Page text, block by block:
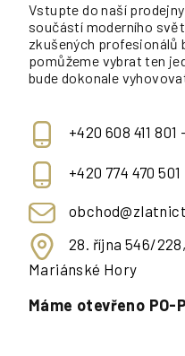
Vstupte do naší
součástí moderního
zkušených profesionálů
pomůžeme vybrat ten
bude dokonale
+420 608 411
+420 774 470
28. října 546/
Mariánské Hory
Máme otevřeno PO-